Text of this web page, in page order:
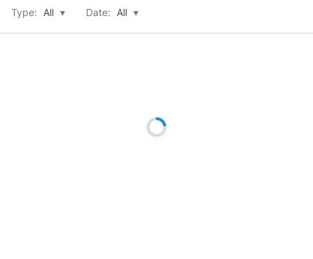
Type: All ▾ Date: All ▾